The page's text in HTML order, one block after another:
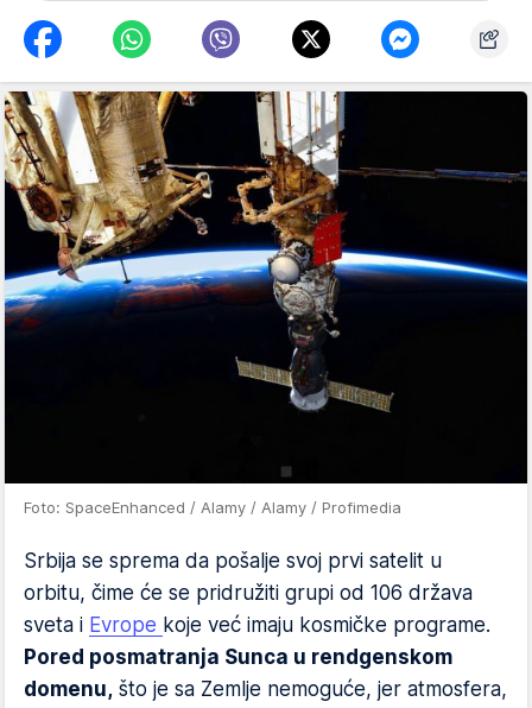
Foto: SpaceEnhanced / Alamy / Alamy / Profimedia
Srbija se sprema da pošalje svoj prvi satelit u
orbitu, čime će se pridružiti grupi od 106 država
sveta i Evrope koje već imaju kosmičke programe.
Pored posmatranja Sunca u rendgenskom
domenu, što je sa Zemlje nemoguće, jer atmosfera,